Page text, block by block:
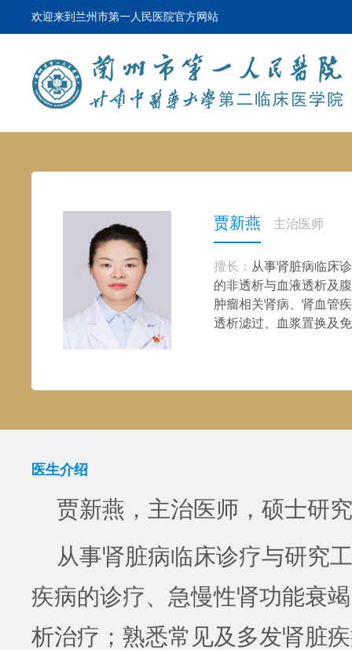
欢迎来到兰州市第一人民医院官方网站
贾新燕 主治医师
擅长： 从事肾脏病临床
的非透析与血液透析及
肿瘤相关肾病、肾血管
透析滤过、血浆置换及
医生介绍
贾新燕，主治医师，硕士研
从事肾脏病临床诊疗与研究
疾病的诊疗、急慢性肾功能衰
析治疗；熟悉常见及多发肾脏